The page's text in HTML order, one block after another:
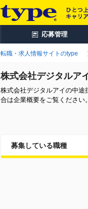
応募管理
転職・求人情報サイトのtype
株式会社デジタルア
株式会社デジタルアイの中
合は企業概要をご覧ください。
募集している職種